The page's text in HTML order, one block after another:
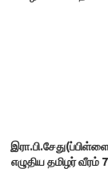
எழுதிய தமிழர் வீரம்